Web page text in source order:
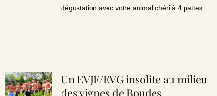
dégustation avec votre animal chéri à 4 pattes .
Un EVJF/EVG insolite au milieu
des vignes de Boudes